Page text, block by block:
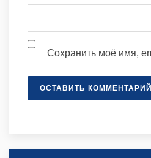
Сохранить моё имя,
ОСТАВИТЬ КОММЕНТАРИЙ